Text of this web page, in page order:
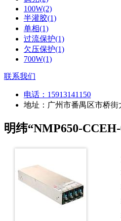
100W(2)
半灌胶(1)
单相(1)
过流保护(1)
欠压保护(1)
700W(1)
联系我们
电话： 15913141150
地址：广州市番禺区市桥街
明纬“NMP650-